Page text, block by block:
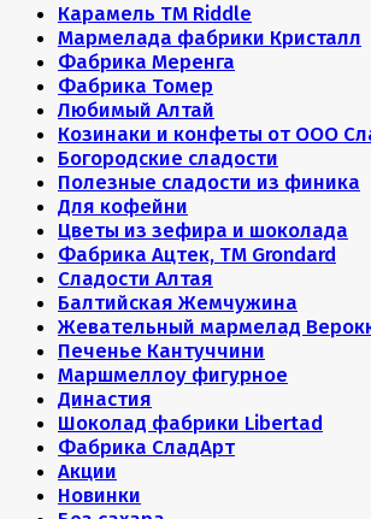
Карамель ТМ Riddle
Мармелада фабрики Кристалл
Фабрика Меренга
Фабрика Томер
Любимый Алтай
Козинаки и конфеты от ООО
Богородские сладости
Полезные сладости из финика
Для кофейни
Цветы из зефира и шоколада
Фабрика Ацтек, ТМ Grondard
Сладости Алтая
Балтийская Жемчужина
Жевательный мармелад
Печенье Кантуччини
Маршмеллоу фигурное
Династия
Шоколад фабрики Libertad
Фабрика СладАрт
Акции
Новинки